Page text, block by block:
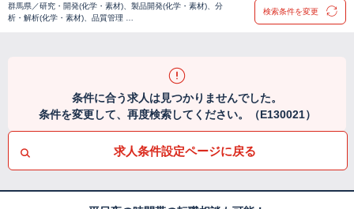
群馬県／研究・開発(化学・素材)、製品開発(化学・素材)、分
析・解析(化学・素材)、品質管理 …
検索条件を変更
条件に合う求人は見つかりませんでした。
条件を変更して、再度検索してください。（E130021）
求人条件設定ページに戻る